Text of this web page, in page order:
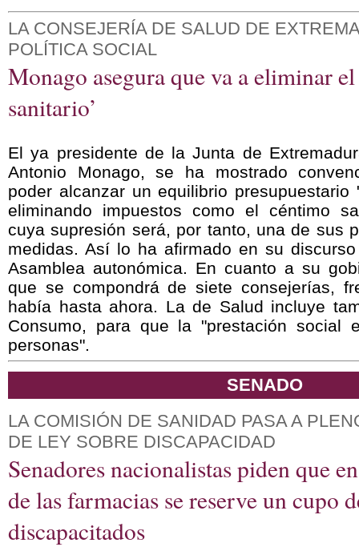
LA CONSEJERÍA DE SALUD DE
POLÍTICA SOCIAL
Monago asegura que va a eliminar
sanitario’
El ya presidente de la Junta de
Antonio Monago, se ha mostrado
poder alcanzar un equilibrio presupuestario
eliminando impuestos como el céntimo
cuya supresión será, por tanto, una de sus
medidas. Así lo ha afirmado en su
Asamblea autonómica. En cuanto a su
que se compondrá de siete consejerías,
había hasta ahora. La de Salud incluye
Consumo, para que la "prestación social
personas".
SENADO
LA COMISIÓN DE SANIDAD PASA A
DE LEY SOBRE DISCAPACIDAD
Senadores nacionalistas piden que
de las farmacias se reserve un cupo
discapacitados